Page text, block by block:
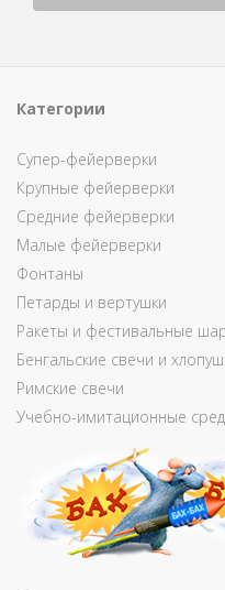
Категории
Супер-фейерверки
Крупные фейерверки
Средние фейерверки
Малые фейерверки
Фонтаны
Петарды и вертушки
Ракеты и фестивальные
Бенгальские свечи и
Римские свечи
Учебно-имитационные